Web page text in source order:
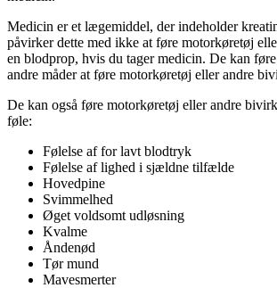
Medicin er et lægemiddel, der indeholder
påvirker dette med ikke at føre motorkøretøj
en blodprop, hvis du tager medicin. De kan
andre måder at føre motorkøretøj eller andre
De kan også føre motorkøretøj eller andre
føle:
Følelse af for lavt blodtryk
Følelse af lighed i sjældne tilfælde
Hovedpine
Svimmelhed
Øget voldsomt udløsning
Kvalme
Åndenød
Tør mund
Mavesmerter